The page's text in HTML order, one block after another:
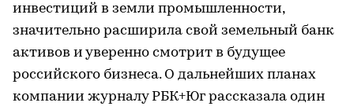
инвестиций в земли промышленности,
значительно расширила свой земельный банк
активов и уверенно смотрит в будущее
российского бизнеса. О дальнейших планах
компании журналу РБК+Юг рассказала один